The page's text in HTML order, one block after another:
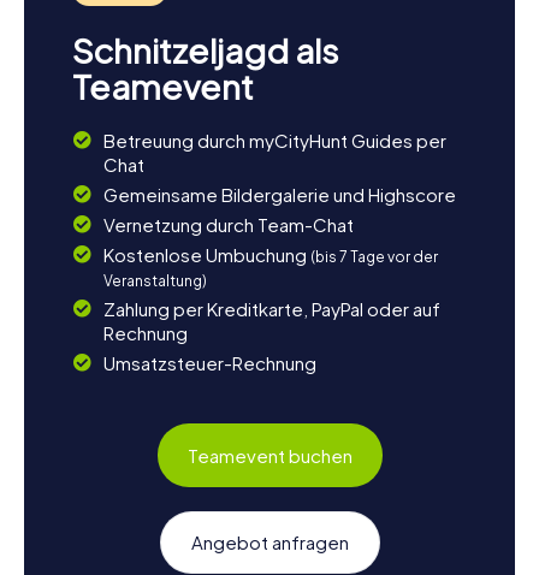
Schnitzeljagd als
Teamevent
Betreuung durch myCityHunt Guides per
Chat
Gemeinsame Bildergalerie und Highscore
Vernetzung durch Team-Chat
Kostenlose Umbuchung (bis 7 Tage vor der
Veranstaltung)
Zahlung per Kreditkarte, PayPal oder auf
Rechnung
Umsatzsteuer-Rechnung
Teamevent buchen
Angebot anfragen